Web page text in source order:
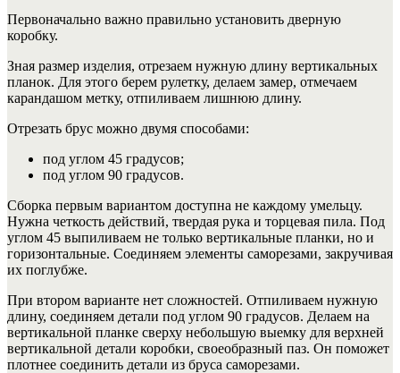
Первоначально важно правильно установить дверную
коробку.
Зная размер изделия, отрезаем нужную длину вертикальных
планок. Для этого берем рулетку, делаем замер, отмечаем
карандашом метку, отпиливаем лишнюю длину.
Отрезать брус можно двумя способами:
под углом 45 градусов;
под углом 90 градусов.
Сборка первым вариантом доступна не каждому умельцу.
Нужна четкость действий, твердая рука и торцевая пила. Под
углом 45 выпиливаем не только вертикальные планки, но и
горизонтальные. Соединяем элементы саморезами, закручивая
их поглубже.
При втором варианте нет сложностей. Отпиливаем нужную
длину, соединяем детали под углом 90 градусов. Делаем на
вертикальной планке сверху небольшую выемку для верхней
вертикальной детали коробки, своеобразный паз. Он поможет
плотнее соединить детали из бруса саморезами.